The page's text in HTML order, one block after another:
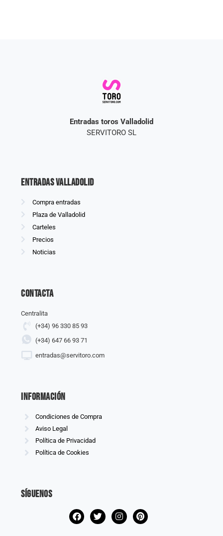
Entradas toros Valladolid
SERVITORO SL
Entradas Valladolid
Compra entradas
Plaza de Valladolid
Carteles
Precios
Noticias
Contacta
Centralita
(+34) 96 330 85 93
(+34) 647 66 93 71
entradas@servitoro.com
información
Condiciones de Compra
Aviso Legal
Política de Privacidad
Política de Cookies
Síguenos